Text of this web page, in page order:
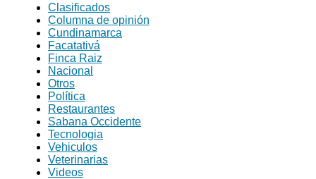
Clasificados
Columna de opinión
Cundinamarca
Facatativá
Finca Raiz
Nacional
Otros
Política
Restaurantes
Sabana Occidente
Tecnologia
Vehiculos
Veterinarias
Videos